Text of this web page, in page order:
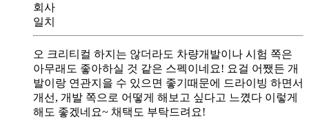
회사
일치
오 크리티컬 하지는 않더라도 차량개발이나 시험 쪽은
아무래도 좋아하실 것 같은 스펙이네요! 요걸 어쨌든 개
발이랑 연관지을 수 있으면 좋기때문에 드라이빙 하면서
개선, 개발 쪽으로 어떻게 해보고 싶다고 느꼈다 이렇게
해도 좋겠네요~ 채택도 부탁드려요!